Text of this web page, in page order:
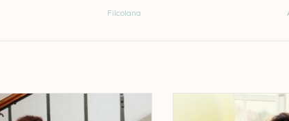
Filcolana
Filcolana Elvira topje breipakket Filcolana Fie t-shirt